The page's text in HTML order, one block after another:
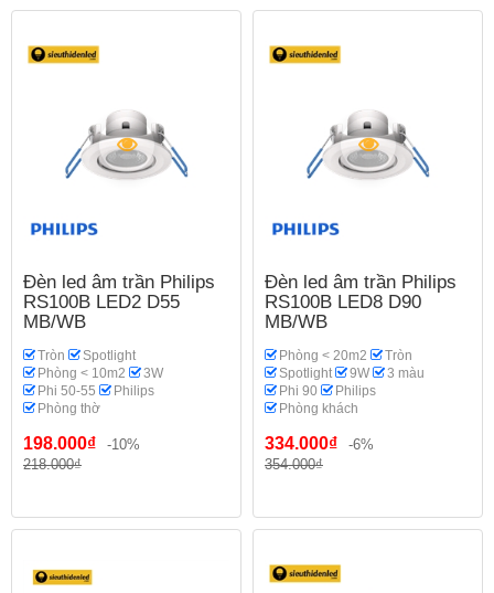
Đèn led âm trần Philips
RS100B LED2 D55
MB/WB
Tròn
Spotlight
Phòng < 10m2
3W
Phi 50-55
Philips
Phòng thờ
198.000₫
-10%
218.000₫
Đèn led âm trần Philips
RS100B LED8 D90
MB/WB
Phòng < 20m2
Tròn
Spotlight
9W
3 màu
Phi 90
Philips
Phòng khách
334.000₫
-6%
354.000₫